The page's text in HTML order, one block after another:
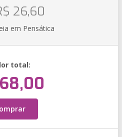
26,60
em Pensática
total: